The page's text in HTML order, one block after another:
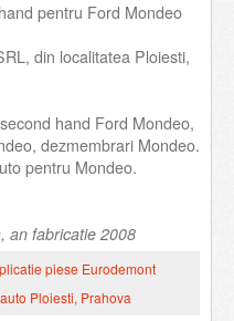
pentru Ford Mondeo
din localitatea Ploiesti,
hand Ford Mondeo,
dezmembrari Mondeo.
pentru Mondeo.
an fabricatie 2008
piese Eurodemont
Ploiesti, Prahova